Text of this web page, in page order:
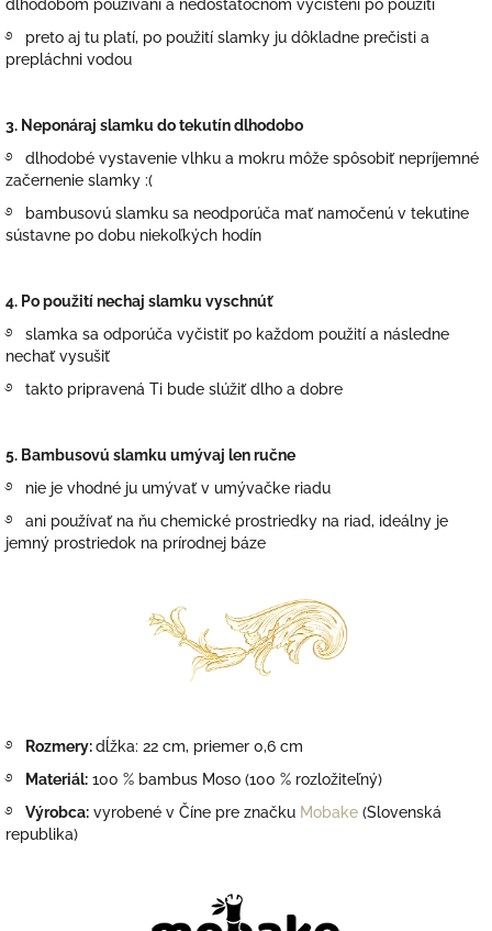
dlhodobom používaní a nedostatočnom vyčistení po použití
࿔ preto aj tu platí, po použití slamky ju dôkladne prečisti a
prepláchni vodou
3. Neponáraj slamku do tekutín dlhodobo
࿔ dlhodobé vystavenie vlhku a mokru môže spôsobiť nepríjemné
začernenie slamky :(
࿔
bambusovú slamku sa neodporúča mať namočenú v tekutine
sústavne po dobu niekoľkých hodín
4. Po použití nechaj slamku vyschnúť
࿔ slamka sa odporúča vyčistiť po každom použití a následne
nechať vysušiť
࿔ takto pripravená Ti bude slúžiť dlho a dobre
5. Bambusovú slamku umývaj len ručne
࿔ nie je vhodné ju umývať v umývačke riadu
࿔ ani používať na ňu chemické prostriedky na riad, ideálny je
jemný prostriedok na prírodnej báze
࿔ Rozmery:dĺžka: 22 cm, priemer 0,6 cm
࿔
Materiál: 100 % bambus Moso (100 % rozložiteľný)
࿔ Výrobca: vyrobené v Číne pre značku Mobake (Slovenská
republika)